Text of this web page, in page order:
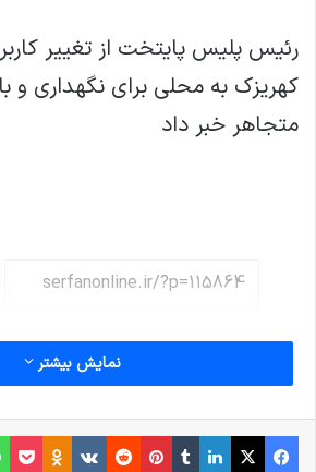
رئیس پلیس پایتخت از تغییر
کهریزک به محلی برای نگهداری و
متجاهر خبر داد
نمایش بیشتر
فیس بوک X لینکدین
‫تامبلر‫پین‌ترست
‫رددیت‫VKontakte